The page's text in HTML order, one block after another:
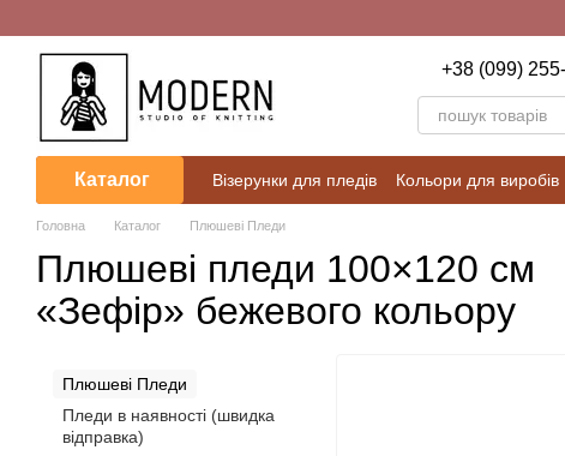
+38 (099)
Каталог Візерунки для пледів Кольори для виробів
Блог
Калькулятори для розрахунків
Головна Каталог Плюшеві Пледи
Плюшеві пледи 100×120 см
«Зефір» бежевого кольору
Плюшеві Пледи
Пледи в наявності (швидка
відправка)